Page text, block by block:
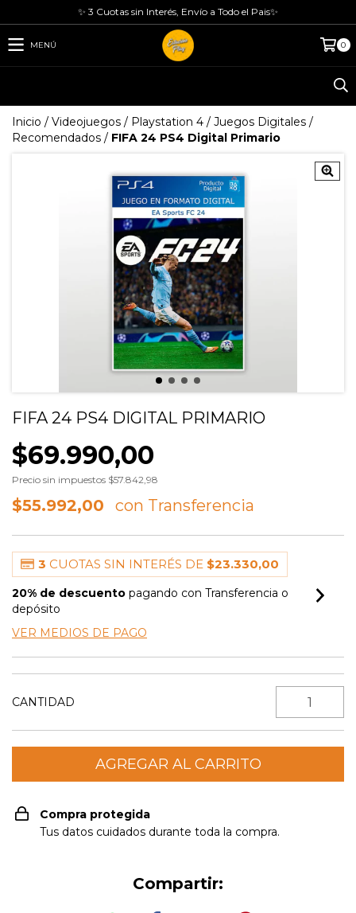
✨ 3 Cuotas sin Interés, Envío a Todo el Pais✨
MENÚ 0
Inicio / Videojuegos / Playstation 4 / Juegos Digitales /
Recomendados / FIFA 24 PS4 Digital Primario
FIFA 24 PS4 DIGITAL PRIMARIO
$69.990,00
Precio sin impuestos $57.842,98
$55.992,00
3 CUOTAS SIN INTERÉS DE $23.330,00
20% de descuento pagando con Transferencia o
depósito
VER MEDIOS DE PAGO
CANTIDAD
Compra protegida
Tus datos cuidados durante toda la compra.
Compartir: